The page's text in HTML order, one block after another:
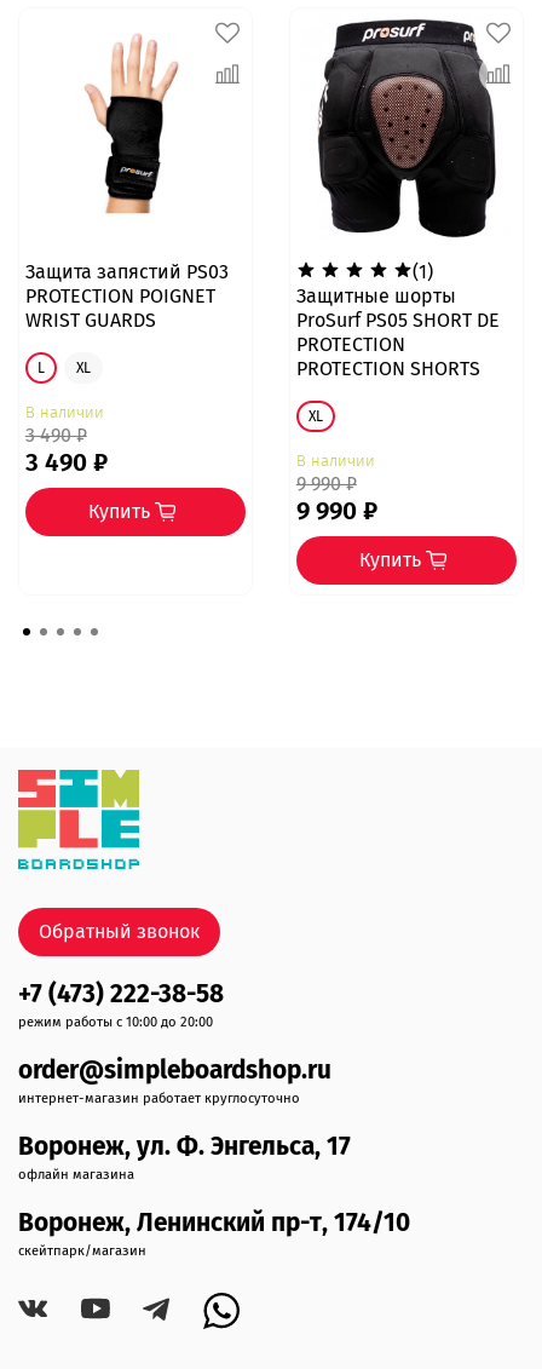
Защита запястий PS03
PROTECTION POIGNET
WRIST GUARDS
L XL
В наличии
3 490 ₽
3 490 ₽
Купить
(1)
Защитные шорты
ProSurf PS05 SHORT DE
PROTECTION
PROTECTION SHORTS
XL
В наличии
9 990 ₽
9 990 ₽
Купить
+7 (473) 222-38-58
режим работы с 10:00 до 20:00
order@simpleboardshop.ru
интернет-магазин работает круглосуточно
Воронеж, ул. Ф. Энгельса, 17
офлайн магазина
Воронеж, Ленинский пр-т, 174/10
скейтпарк/магазин
Обратный звонок